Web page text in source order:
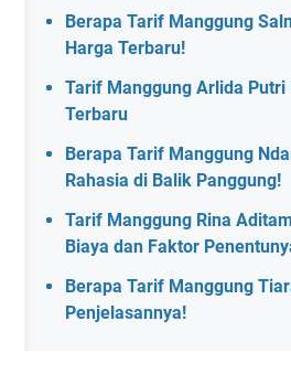
Berapa Tarif Manggung
Harga Terbaru!
Tarif Manggung Arlida
Terbaru
Berapa Tarif Manggung
Rahasia di Balik Panggung!
Tarif Manggung Rina
Biaya dan Faktor
Berapa Tarif Manggung
Penjelasannya!